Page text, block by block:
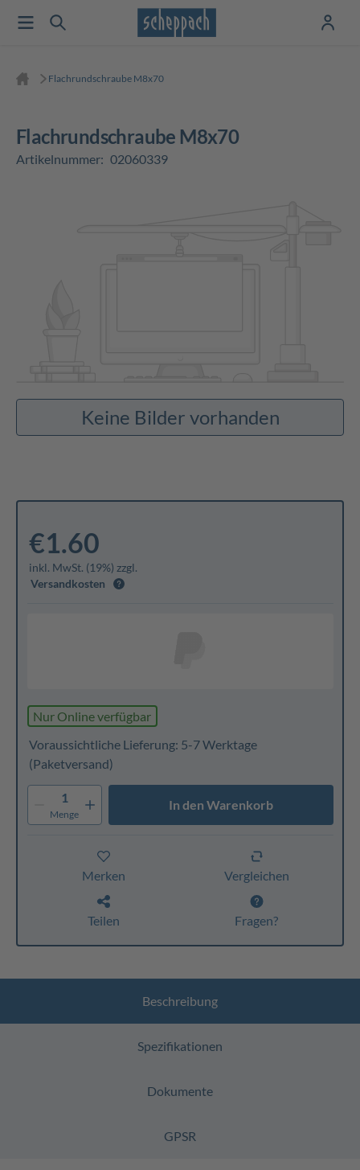
Flachrundschraube M8x70
Flachrundschraube M8x70
Artikelnummer: 02060339
Keine Bilder vorhanden
€1.60
inkl. MwSt. (19%) zzgl.
Versandkosten
Nur Online verfügbar
Voraussichtliche Lieferung: 5-7 Werktage
(Paketversand)
1
Menge
In den Warenkorb
Merken Vergleichen
Teilen Fragen?
Beschreibung
Spezifikationen
Dokumente
GPSR